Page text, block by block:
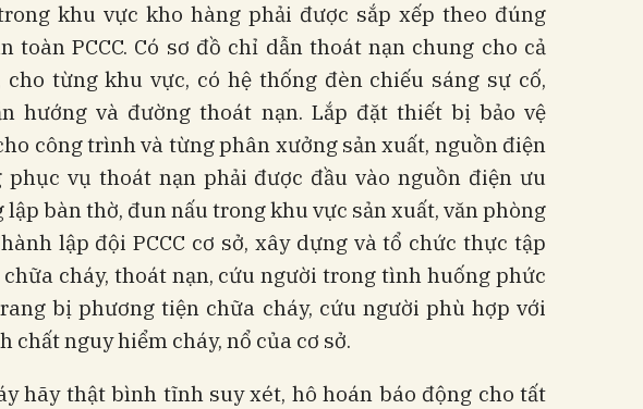
khu vực kho hàng phải được sắp xếp theo đúng
toàn PCCC. Có sơ đồ chỉ dẫn thoát nạn chung cho cả
cho từng khu vực, có hệ thống đèn chiếu sáng sự cố,
hướng và đường thoát nạn. Lắp đặt thiết bị bảo vệ
công trình và từng phân xưởng sản xuất, nguồn điện
phục vụ thoát nạn phải được đầu vào nguồn điện ưu
lập bàn thờ, đun nấu trong khu vực sản xuất, văn phòng
lập đội PCCC cơ sở, xây dựng và tổ chức thực tập
cháy, thoát nạn, cứu người trong tình huống phức
bị phương tiện chữa cháy, cứu người phù hợp với
chất nguy hiểm cháy, nổ của cơ sở.
hãy thật bình tĩnh suy xét, hô hoán báo động cho tất